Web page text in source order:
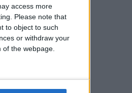
access more
Please note that
to object to such
or withdraw your
the webpage.